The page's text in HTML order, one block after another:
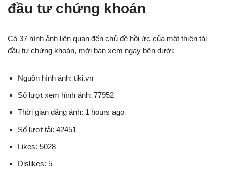
đầu tư chứng khoán
Có 37 hình ảnh liên quan đến chủ đề hồi ức của một thiên tài
đầu tư chứng khoán, mời bạn xem ngay bên dưới:
Nguồn hình ảnh: tiki.vn
Số lượt xem hình ảnh: 77952
Thời gian đăng ảnh: 1 hours ago
Số lượt tải: 42451
Likes: 5028
Dislikes: 5